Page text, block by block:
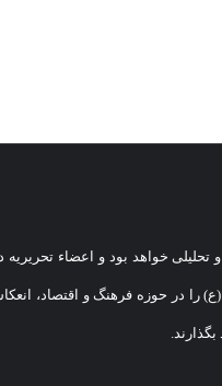
خواهد بود و اعضاء تحریریه
را در حوزه فرهنگ و اقتصاد،
تصویری
تشییع